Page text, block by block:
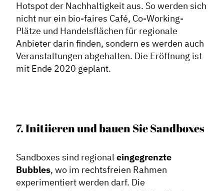
Hotspot der Nachhaltigkeit aus. So werden sich
nicht nur ein bio-faires Café, Co-Working-
Plätze und Handelsflächen für regionale
Anbieter darin finden, sondern es werden auch
Veranstaltungen abgehalten. Die Eröffnung ist
mit Ende 2020 geplant.
7. Initiieren und bauen Sie Sandboxes
Sandboxes sind regionaleingegrenzte
Bubbles, wo im rechtsfreien Rahmen
experimentiert werden darf. Die